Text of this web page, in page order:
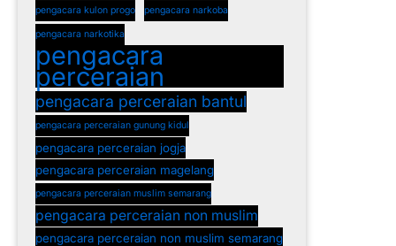
pengacara kulon progo pengacara narkoba
pengacara narkotika
pengacara
perceraian
pengacara perceraian bantul
pengacara perceraian gunung kidul
pengacara perceraian jogja
pengacara perceraian magelang
pengacara perceraian muslim semarang
pengacara perceraian non muslim
pengacara perceraian non muslim semarang